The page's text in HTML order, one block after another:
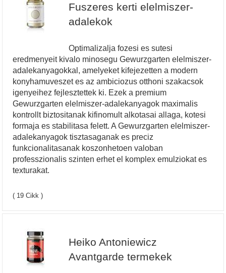
Fuszeres kerti elelmiszer-
adalekok
Optimalizalja fozesi es sutesi
eredmenyeit kivalo minosegu Gewurzgarten elelmiszer-
adalekanyagokkal, amelyeket kifejezetten a modern
konyhamuveszet es az ambiciozus otthoni szakacsok
igenyeihez fejlesztettek ki. Ezek a premium
Gewurzgarten elelmiszer-adalekanyagok maximalis
kontrollt biztositanak kifinomult alkotasai allaga, kotesi
formaja es stabilitasa felett. A Gewurzgarten elelmiszer-
adalekanyagok tisztasaganak es preciz
funkcionalitasanak koszonhetoen valoban
professzionalis szinten erhet el komplex emulziokat es
texturakat.
( 19 Cikk )
Heiko Antoniewicz
Avantgarde termekek